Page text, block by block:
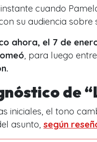
instante cuando
su audiencia sobre
ahora, el 7 de
, para luego
de
iniciales, el tono
asunto, según